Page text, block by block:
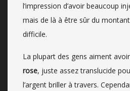
l’impression d’avoir beaucoup
mais de là à être sûr du
difficile.
La plupart des gens aiment
rose, juste assez translucide
l’argent briller à travers.